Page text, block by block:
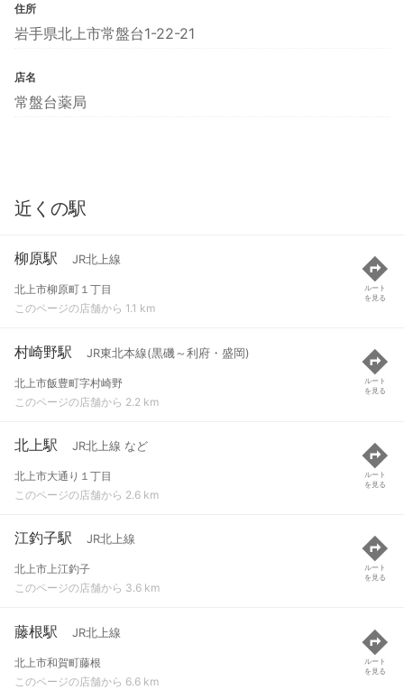
住所
岩手県北上市常盤台1-22-21
店名
常盤台薬局
近くの駅
柳原駅 JR北上線
北上市柳原町１丁目
このページの店舗から 1.1 km
ルート
を見る
村崎野駅 JR東北本線(黒磯～利府・盛岡)
北上市飯豊町字村崎野
このページの店舗から 2.2 km
ルート
を見る
北上駅 JR北上線 など
北上市大通り１丁目
このページの店舗から 2.6 km
ルート
を見る
江釣子駅 JR北上線
北上市上江釣子
このページの店舗から 3.6 km
ルート
を見る
藤根駅 JR北上線
北上市和賀町藤根
このページの店舗から 6.6 km
ルート
を見る